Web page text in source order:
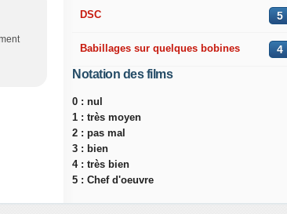
5
DSC
4
Babillages sur quelques bobines
Notation des films
0 : nul
1 : très moyen
2 : pas mal
3 : bien
4 : très bien
5 : Chef d'oeuvre